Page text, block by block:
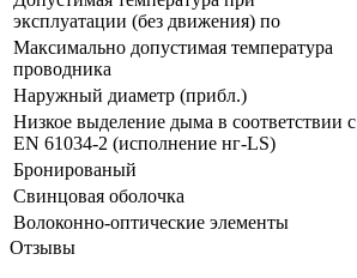
эксплуатации (без движения) по
Максимально допустимая температура
проводника
Наружный диаметр (прибл.)
Низкое выделение дыма в соответствии с
EN 61034-2 (исполнение нг-LS)
Бронированый
Свинцовая оболочка
Волоконно-оптические элементы
Отзывы